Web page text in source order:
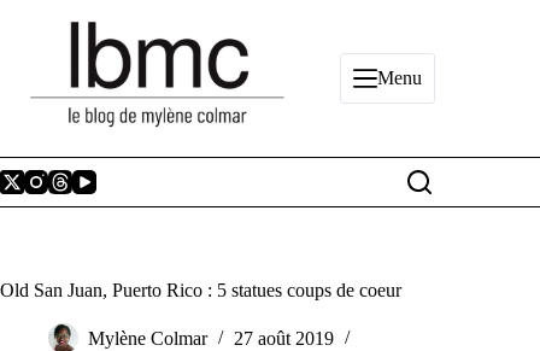
Menu
Old San Juan, Puerto Rico : 5 statues coups de coeur
Mylène Colmar
27 août 2019